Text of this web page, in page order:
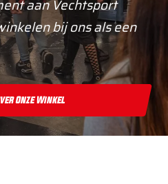
aan Vechtsport
bij ons als een
Onze Winkel